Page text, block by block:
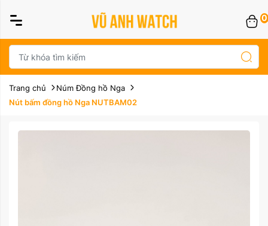
0
Trang chủ
Núm Đồng hồ Nga
Nút bấm đồng hồ Nga NUTBAM02